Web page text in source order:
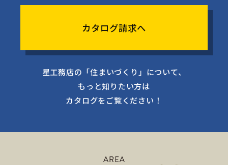
カタログ請求へ
星工務店の「住まいづくり」について、
もっと知りたい方は
カタログをご覧ください！